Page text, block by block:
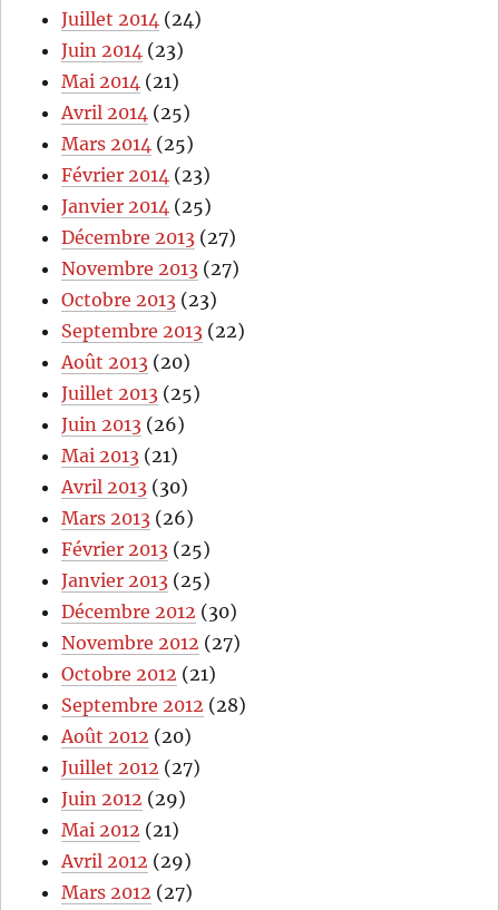
Juillet 2014 (24)
Juin 2014 (23)
Mai 2014 (21)
Avril 2014 (25)
Mars 2014 (25)
Février 2014 (23)
Janvier 2014 (25)
Décembre 2013 (27)
Novembre 2013 (27)
Octobre 2013 (23)
Septembre 2013 (22)
Août 2013 (20)
Juillet 2013 (25)
Juin 2013 (26)
Mai 2013 (21)
Avril 2013 (30)
Mars 2013 (26)
Février 2013 (25)
Janvier 2013 (25)
Décembre 2012 (30)
Novembre 2012 (27)
Octobre 2012 (21)
Septembre 2012 (28)
Août 2012 (20)
Juillet 2012 (27)
Juin 2012 (29)
Mai 2012 (21)
Avril 2012 (29)
Mars 2012 (27)